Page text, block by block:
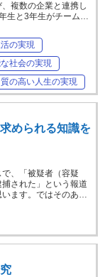
複数の企業と連携し
生と3年生がチーム…
の実現
社会の実現
質の高い人生の実現
められる知識を
、「被疑者（容疑
された」という報道
います。ではそのあ…